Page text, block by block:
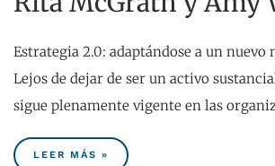
Estrategia 2.0: adaptándose a un nuevo
Lejos de dejar de ser un activo
sigue plenamente vigente en las
LEER MÁS »